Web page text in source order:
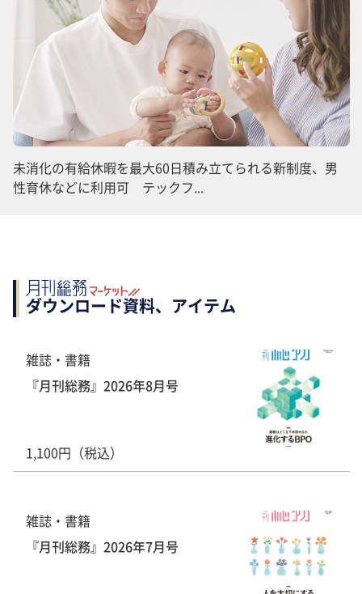
未消化の有給休暇を最大60日積み立てられる新制度、男
性育休などに利用可 テックフ...
ダウンロード資料、アイテム
雑誌・書籍
『月刊総務』2026年8月号
1,100円（税込）
雑誌・書籍
『月刊総務』2026年7月号